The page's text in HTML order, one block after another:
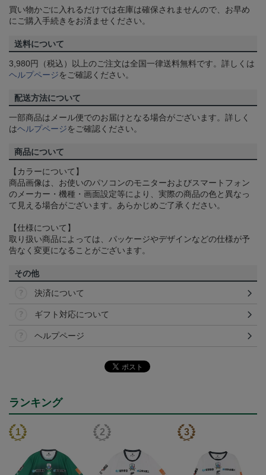
買い物かごに入れるだけでは在庫は確保されませんので、お早め
にご購入手続きをお済ませください。
送料について
3,980円（税込）以上のご注文は全国一律送料無料です。詳しくは
ヘルプページをご確認ください。
配送方法について
一部商品はメール便でのお届けとなる場合がございます。詳しく
はヘルプページをご確認ください。
商品について
【カラーについて】
商品画像は、お使いのパソコンのモニターおよびスマートフォン
のメーカー・機種・画面設定等により、実際の商品の色と異なっ
て見える場合がございます。あらかじめご了承ください。
【仕様について】
取り扱い商品によっては、パッケージやデザインなどの仕様が予
告なく変更になることがございます。
その他
決済について
ギフト対応について
ヘルプページ
ランキング